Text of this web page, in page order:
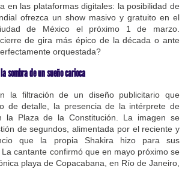
en las plataformas digitales: la posibilidad de
ofrezca un show masivo y gratuito en el
de México el próximo 1 de marzo.
de gira más épico de la década o ante
orquestada?
sombra de un sueño carioca
la filtración de un diseño publicitario que
de detalle, la presencia de la intérprete de
la Plaza de la Constitución. La imagen se
de segundos, alimentada por el reciente y
que la propia Shakira hizo para sus
cantante confirmó que en mayo próximo se
playa de Copacabana, en Río de Janeiro,